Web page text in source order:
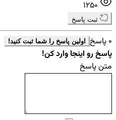
ثبت پاسخ
0 پاسخ اولین پاسخ را شما ثبت کنید!
پاسخ رو اینجا وارد کن!
متن پاسخ